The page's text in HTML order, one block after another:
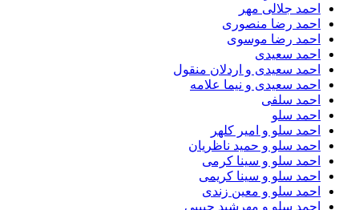
احمد جلالی مهر
احمد رضا منصوری
احمد رضا موسوی
احمد سعیدی
احمد سعیدی و اردلان منقول
احمد سعیدی و نیما علامه
احمد سلفی
احمد سلو
احمد سلو و امیر کلهر
احمد سلو و حمید ناظریان
احمد سلو و سینا کرمی
احمد سلو و سینا کریمی
احمد سلو و معین زندی
احمد سلو و مهرشید حبیبی